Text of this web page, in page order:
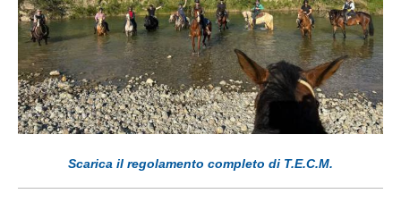
Scarica il regolamento completo di T.E.C.M.